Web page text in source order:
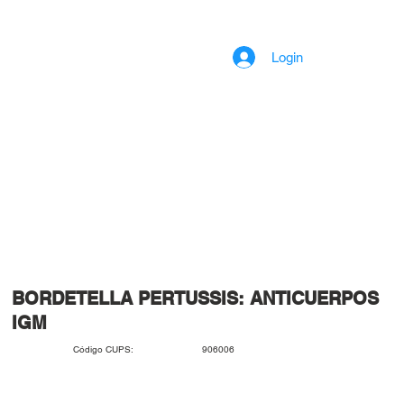
Login
BORDETELLA PERTUSSIS: ANTICUERPOS
IGM
Código CUPS: 906006